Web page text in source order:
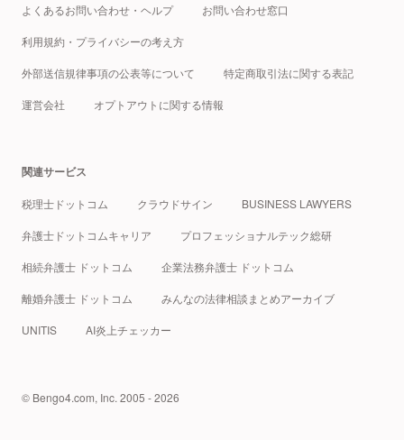
よくあるお問い合わせ・ヘルプ お問い合わせ窓口
利用規約・プライバシーの考え方
外部送信規律事項の公表等について 特定商取引法に関する表記
運営会社 オプトアウトに関する情報
関連サービス
税理士ドットコム クラウドサイン BUSINESS LAWYERS
弁護士ドットコムキャリア プロフェッショナルテック総研
相続弁護士 ドットコム 企業法務弁護士 ドットコム
離婚弁護士 ドットコム みんなの法律相談まとめアーカイブ
UNITIS AI炎上チェッカー
© Bengo4.com, Inc. 2005 - 2026